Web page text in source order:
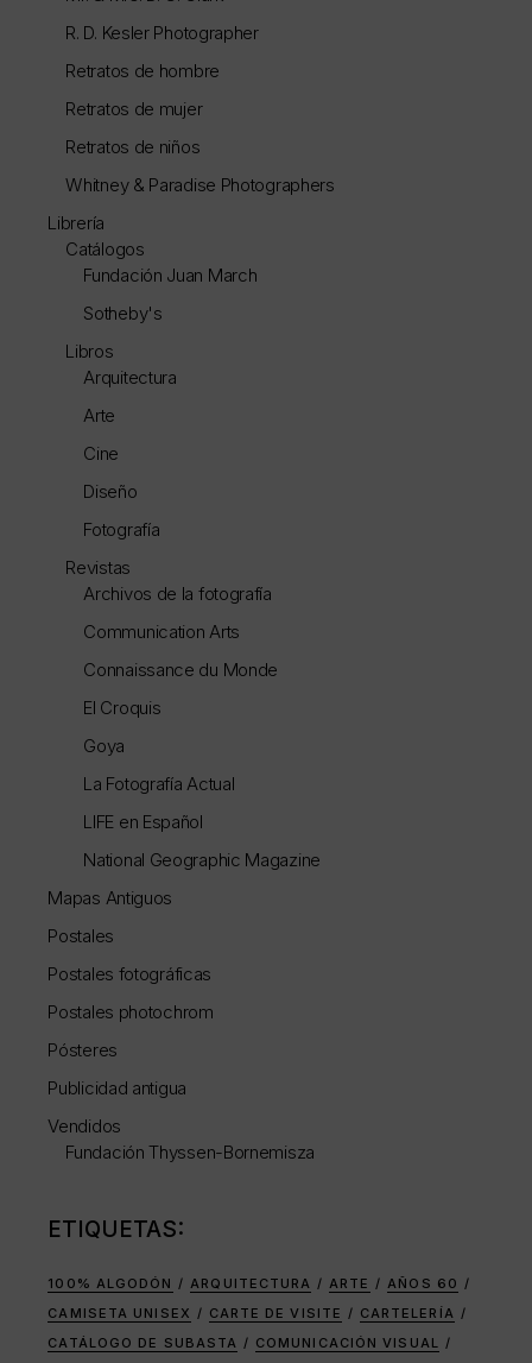
R. D. Kesler Photographer
Retratos de hombre
Retratos de mujer
Retratos de niños
Whitney & Paradise Photographers
Librería
Catálogos
Fundación Juan March
Sotheby's
Libros
Arquitectura
Arte
Cine
Diseño
Fotografía
Revistas
Archivos de la fotografía
Communication Arts
Connaissance du Monde
El Croquis
Goya
La Fotografía Actual
LIFE en Español
National Geographic Magazine
Mapas Antiguos
Postales
Postales fotográficas
Postales photochrom
Pósteres
Publicidad antigua
Vendidos
Fundación Thyssen-Bornemisza
ETIQUETAS:
100% ALGODÓN ARQUITECTURA ARTE
AÑOS 60
CAMISETA UNISEX
CARTE DE VISITE
CARTELERÍA
CATÁLOGO DE SUBASTA
COMUNICACIÓN VISUAL